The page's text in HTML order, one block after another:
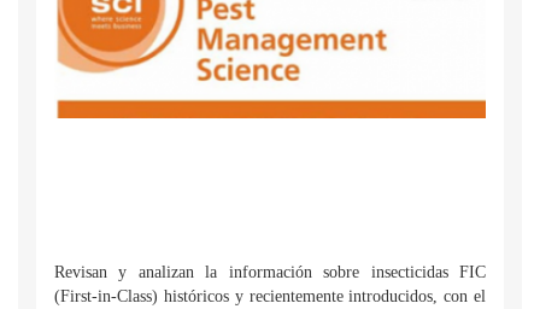
Revisan y analizan la información sobre insecticidas FIC
(First-in-Class) históricos y recientemente introducidos, con el